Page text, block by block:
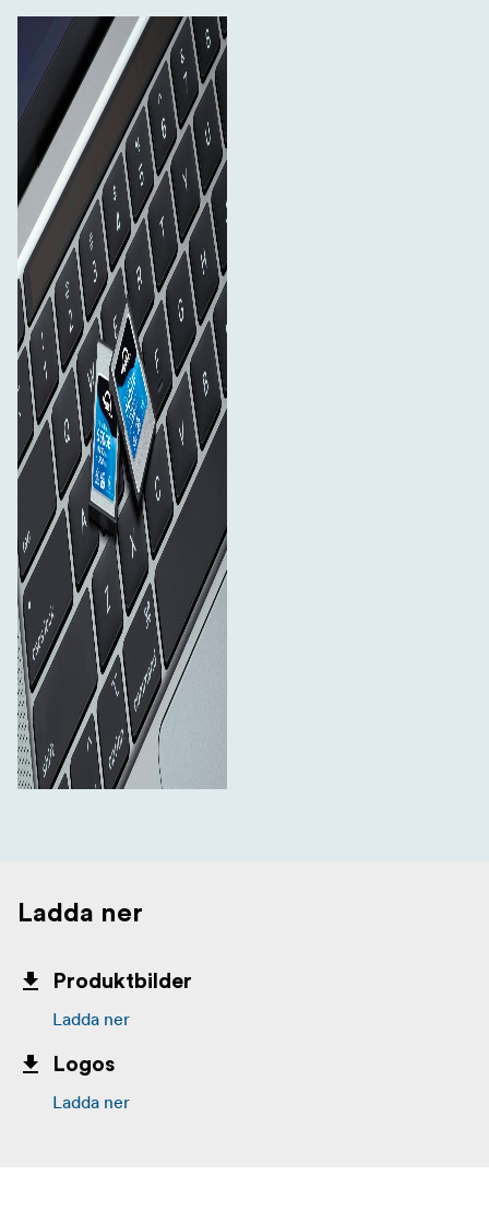
Juvelfodral
Adapter typ A till typ B
Ladda ner
Produktbilder
Ladda ner
Logos
Ladda ner